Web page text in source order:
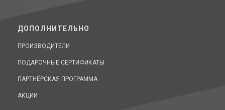
ДОПОЛНИТЕЛЬНО
ПРОИЗВОДИТЕЛИ
ПОДАРОЧНЫЕ СЕРТИФИКАТЫ
ПАРТНЁРСКАЯ ПРОГРАММА
АКЦИИ